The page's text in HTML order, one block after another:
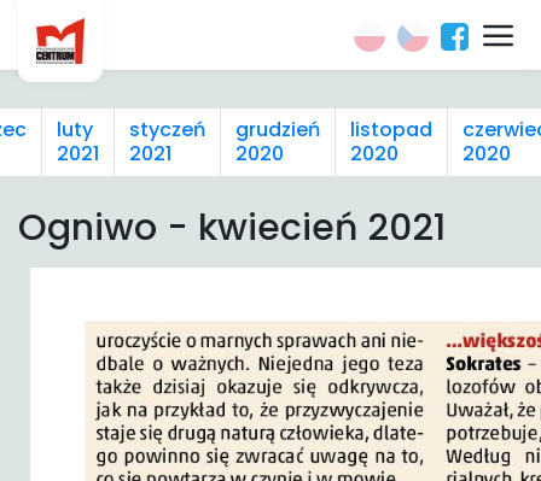
luty
2021
styczeń
2021
grudzień
2020
listopad
2020
2020
Ogniwo - kwiecień 2021